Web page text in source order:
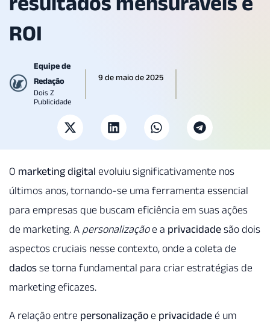
ROI
Equipe de
Redação
Dois Z
Publicidade
9 de maio de 2025
O marketing digital evoluiu significativamente nos
últimos anos, tornando-se uma ferramenta essencial
para empresas que buscam eficiência em suas ações
de marketing. A personalizaçãoe a privacidade são dois
aspectos cruciais nesse contexto, onde a coleta de
dados se torna fundamental para criar estratégias de
marketing eficazes.
A relação entre personalização e privacidade é um